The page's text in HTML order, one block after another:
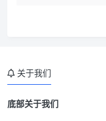
关于我们
底部关于我们